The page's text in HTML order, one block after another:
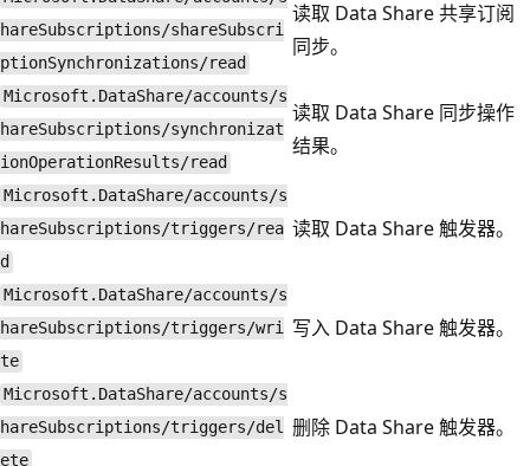
hareSubscriptions/shareSubscri
ptionSynchronizations/read
读取 Data Share 共享订阅
同步。
Microsoft.DataShare/accounts/s
hareSubscriptions/synchronizat
ionOperationResults/read
读取 Data Share 同步操作
结果。
Microsoft.DataShare/accounts/s
hareSubscriptions/triggers/rea
d
读取 Data Share 触发器。
Microsoft.DataShare/accounts/s
hareSubscriptions/triggers/wri
te
写入 Data Share 触发器。
Microsoft.DataShare/accounts/s
hareSubscriptions/triggers/del
ete
删除 Data Share 触发器。